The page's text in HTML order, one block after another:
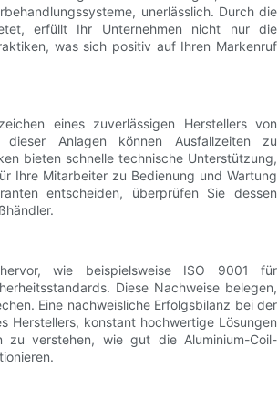
unerlässlich. Durch die
erfüllt Ihr Unternehmen nicht nur die
was sich positiv auf Ihren Markenruf
eines zuverlässigen Herstellers von
dieser Anlagen können Ausfallzeiten zu
bieten schnelle technische Unterstützung,
Ihre Mitarbeiter zu Bedienung und Wartung
entscheiden, überprüfen Sie dessen
wie beispielsweise ISO 9001 für
Diese Nachweise belegen,
Eine nachweisliche Erfolgsbilanz bei der
Herstellers, konstant hochwertige Lösungen
zu verstehen, wie gut die Aluminium-Coil-